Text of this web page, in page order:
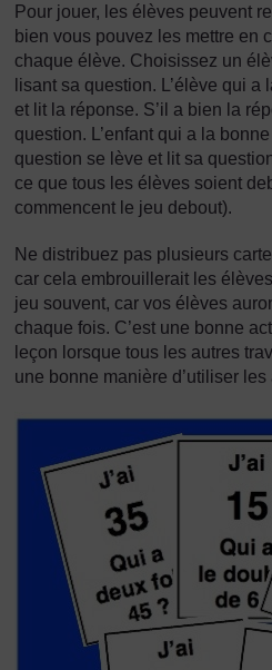
Pour jouer, les élèves peuvent
bien vous pouvez les mettre en
chaque élève. Choisissez un
lisant sa question. L’élève qui
et lit la réponse. S’il a bien la
question. L’enfant qui a la
question se lève et lit sa
ce que tous les élèves soient
commencent le jeu debout).
Ne distribuez pas plusieurs
car cela embrouillerait les
jeu souvent, car vos élèves
chaque fois. C’est une bonne
leçon lorsque tous les autres
une bonne manière d’utiliser